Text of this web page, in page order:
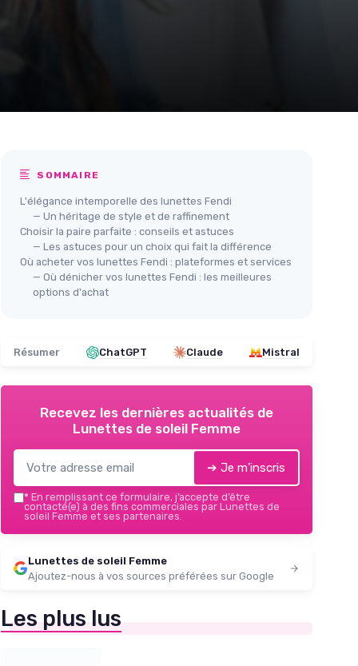
SOMMAIRE
L'élégance intemporelle des lunettes Fendi
— Un héritage de style et de raffinement
Choisir la paire parfaite : conseils et astuces
— Les astuces pour un choix qui fait la différence
Où acheter vos lunettes Fendi : plateformes et services
— Où dénicher vos lunettes Fendi : les meilleures
options d'achat
Résumer ChatGPT Claude Mistral
Recevez les dernières actualités de
Lunettes de soleil Femme
➔ Je m'inscris
* En remplissant ce formulaire, j’accepte d’être
contacté(e) à des fins commerciales par Lunettes de
soleil Femme et ses partenaires.
Lunettes de soleil Femme
Ajoutez-nous à vos sources préférées sur Google
Les plus lus